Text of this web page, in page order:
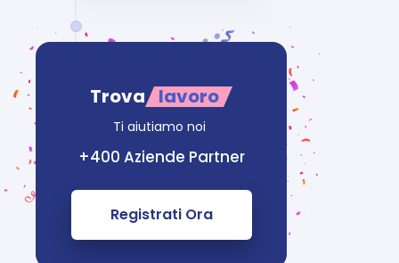
Trova lavoro
Ti aiutiamo noi
+400 Aziende Partner
Registrati Ora